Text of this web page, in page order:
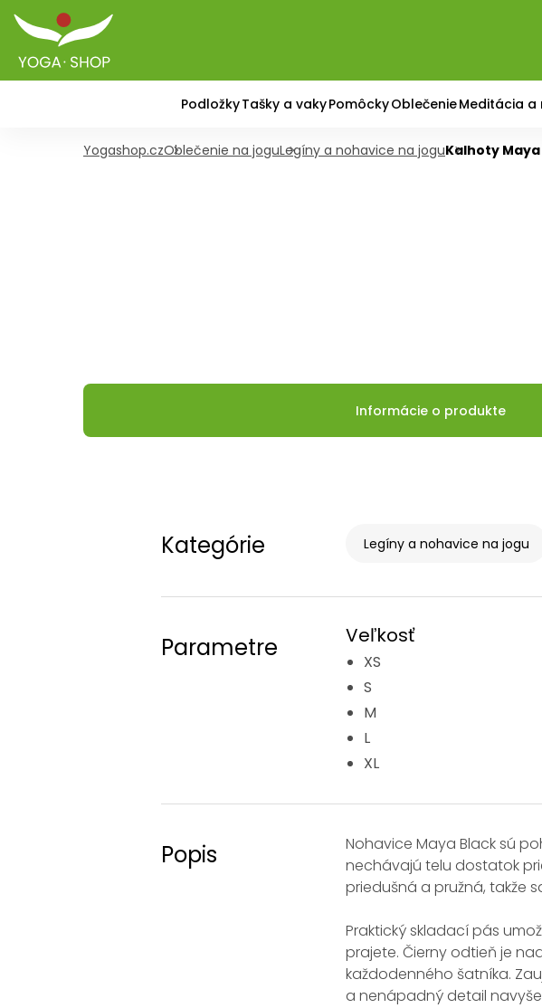
PodložkyTašky a vakyPomôckyOblečenieMeditácia a
Yogashop.czOblečenie na joguLegíny a nohavice na joguKalhoty
Informácie o produkte
Kategórie Legíny a nohavice na jogu
Parametre Veľkosť
XS
S
M
L
XL
Popis
Nohavice Maya Black sú
nechávajú telu dostatok
priedušná a pružná, takže
Praktický skladací pás
prajete. Čierny odtieň je
každodenného šatníka.
a nenápadný detail